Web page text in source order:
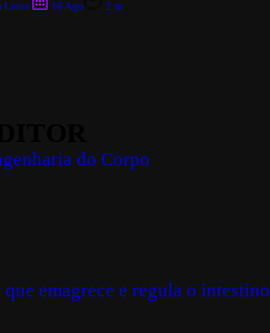
Lessa 16 Ago 2 m
do Corpo
emagrece e regula o intestino